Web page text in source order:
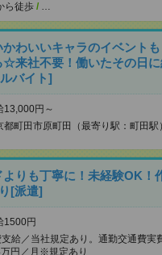
ら徒歩 / …
かわいいキャラのイベント
☆来社不要！働いたその日
バイト]
13,000円～
都町田市原町田（最寄り駅：町田駅）
よりも丁寧に！未経験OK！
[派遣]
1500円
給／当社規定あり。通勤交通費実
円／月※規定あり